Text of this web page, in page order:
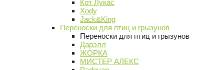
Кот Лукас
Xody
Jack&King
Переноски для птиц и грызунов
Переноски для птиц и грызунов
Дарэлл
ЖОРКА
МИСТЕР АЛЕКС